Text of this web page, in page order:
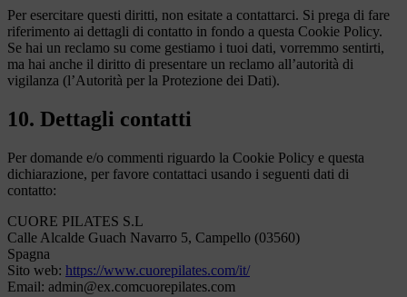
Per esercitare questi diritti, non esitate a contattarci. Si prega di fare
riferimento ai dettagli di contatto in fondo a questa Cookie Policy.
Se hai un reclamo su come gestiamo i tuoi dati, vorremmo sentirti,
ma hai anche il diritto di presentare un reclamo all’autorità di
vigilanza (l’Autorità per la Protezione dei Dati).
10. Dettagli contatti
Per domande e/o commenti riguardo la Cookie Policy e questa
dichiarazione, per favore contattaci usando i seguenti dati di
contatto:
CUORE PILATES S.L
Calle Alcalde Guach Navarro 5, Campello (03560)
Spagna
Sito web: https://www.cuorepilates.com/it/
Email: admin@ex.comcuorepilates.com